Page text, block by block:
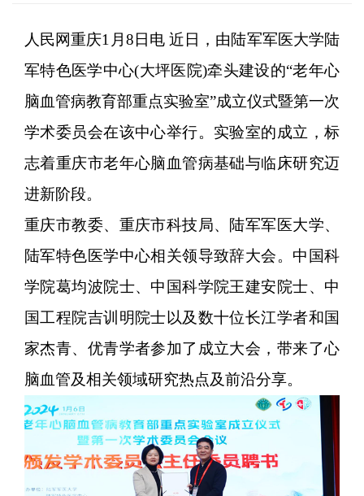
人民网重庆1月8日电 近日，由陆军军医大学陆
军特色医学中心(大坪医院)牵头建设的“老年心
脑血管病教育部重点实验室”成立仪式暨第一次
学术委员会在该中心举行。实验室的成立，标
志着重庆市老年心脑血管病基础与临床研究迈
进新阶段。
重庆市教委、重庆市科技局、陆军军医大学、
陆军特色医学中心相关领导致辞大会。中国科
学院葛均波院士、中国科学院王建安院士、中
国工程院吉训明院士以及数十位长江学者和国
家杰青、优青学者参加了成立大会，带来了心
脑血管及相关领域研究热点及前沿分享。